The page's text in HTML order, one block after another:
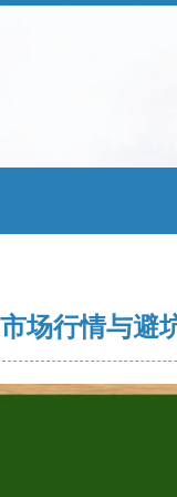
场行情与避